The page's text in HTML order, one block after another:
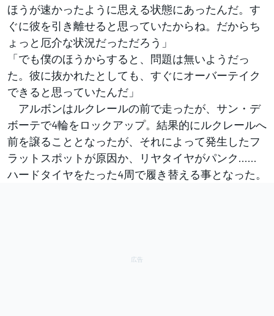
ほうが速かったように思える状態にあったんだ。す
ぐに彼を引き離せると思っていたからね。だからち
ょっと厄介な状況だっただろう」
「でも僕のほうからすると、問題は無いようだっ
た。彼に抜かれたとしても、すぐにオーバーテイク
できると思っていたんだ」
アルボンはルクレールの前で走ったが、サン・デ
ボーテで4輪をロックアップ。結果的にルクレールへ
前を譲ることとなったが、それによって発生したフ
ラットスポットが原因か、リヤタイヤがパンク……
ハードタイヤをたった4周で履き替える事となった。